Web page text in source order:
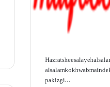
Hazrat shees alayeh
alsalam ko khwab main
pakizgi…